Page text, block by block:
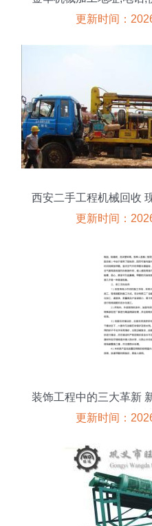
修
更新时间：
西安二手工程机械回收
更新时间：
装饰工程中的三大革新
现代机
更新时间：